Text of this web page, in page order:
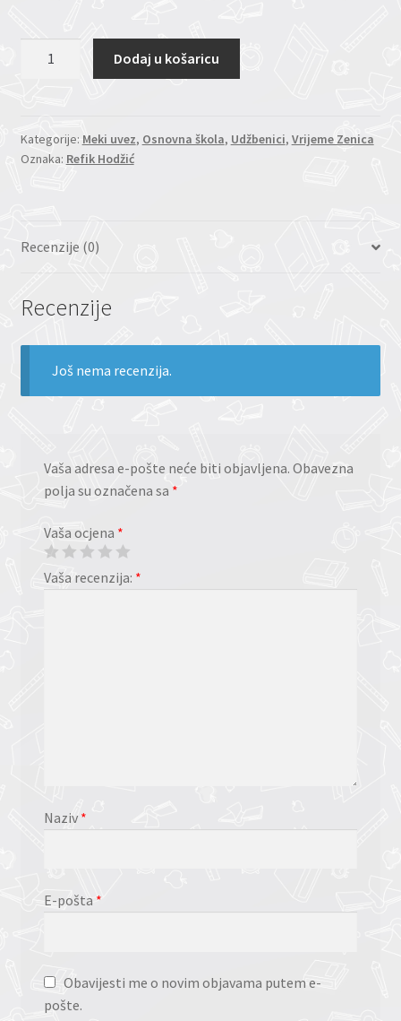
(Refik
Hodžić)
količina
Dodaj u košaricu
Kategorije: Meki uvez, Osnovna škola, Udžbenici, Vrijeme Zenica
Oznaka: Refik Hodžić
Recenzije (0)
Recenzije
Još nema recenzija.
Vaša adresa e-pošte neće biti objavljena. Obavezna
polja su označena sa *
Vaša ocjena *
Vaša recenzija: *
Naziv*
E-pošta *
Obavijesti me o novim objavama putem e-
pošte.